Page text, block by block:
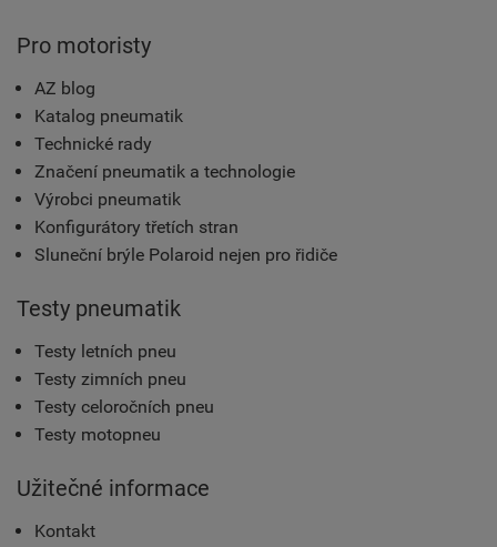
Pro motoristy
AZ blog
Katalog pneumatik
Technické rady
Značení pneumatik a technologie
Výrobci pneumatik
Konfigurátory třetích stran
Sluneční brýle Polaroid nejen pro řidiče
Testy pneumatik
Testy letních pneu
Testy zimních pneu
Testy celoročních pneu
Testy motopneu
Užitečné informace
Kontakt